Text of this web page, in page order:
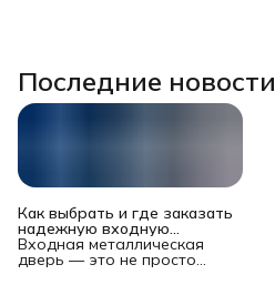
Последние новости
Как выбрать и где заказать
надежную входную
металлическую дверь в
Новосибирске?
Входная металлическая
дверь — это не просто